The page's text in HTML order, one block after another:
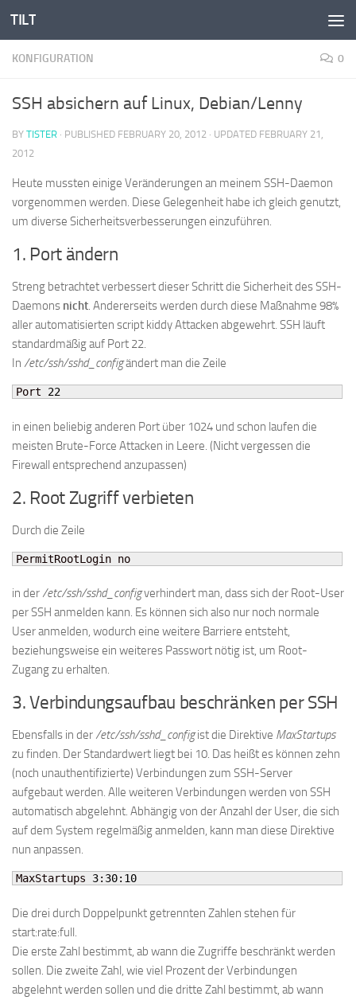
Skip to content
TILT
KONFIGURATION 0
SSH absichern auf Linux, Debian/Lenny
BY TISTER · PUBLISHED FEBRUARY 20, 2012 · UPDATED FEBRUARY 21,
2012
Heute mussten einige Veränderungen an meinem SSH-Daemon
vorgenommen werden. Diese Gelegenheit habe ich gleich genutzt,
um diverse Sicherheitsverbesserungen einzuführen.
1. Port ändern
Streng betrachtet verbessert dieser Schritt die Sicherheit des SSH-
Daemons nicht. Andererseits werden durch diese Maßnahme 98%
aller automatisierten script kiddy Attacken abgewehrt. SSH läuft
standardmäßig auf Port 22.
In /etc/ssh/sshd_configändert man die Zeile
Port 22
in einen beliebig anderen Port über 1024 und schon laufen die
meisten Brute-Force Attacken in Leere. (Nicht vergessen die
Firewall entsprechend anzupassen)
2. Root Zugriff verbieten
Durch die Zeile
PermitRootLogin no
in der /etc/ssh/sshd_configverhindert man, dass sich der Root-User
per SSH anmelden kann. Es können sich also nur noch normale
User anmelden, wodurch eine weitere Barriere entsteht,
beziehungsweise ein weiteres Passwort nötig ist, um Root-
Zugang zu erhalten.
3. Verbindungsaufbau beschränken per SSH
Ebensfalls in der /etc/ssh/sshd_configist die Direktive MaxStartups
zu finden. Der Standardwert liegt bei 10. Das heißt es können zehn
(noch unauthentifizierte) Verbindungen zum SSH-Server
aufgebaut werden. Alle weiteren Verbindungen werden von SSH
automatisch abgelehnt. Abhängig von der Anzahl der User, die sich
auf dem System regelmäßig anmelden, kann man diese Direktive
nun anpassen.
MaxStartups 3: 30: 10
Die drei durch Doppelpunkt getrennten Zahlen stehen für
start:rate:full.
Die erste Zahl bestimmt, ab wann die Zugriffe beschränkt werden
sollen. Die zweite Zahl, wie viel Prozent der Verbindungen
abgelehnt werden sollen und die dritte Zahl bestimmt, ab wann